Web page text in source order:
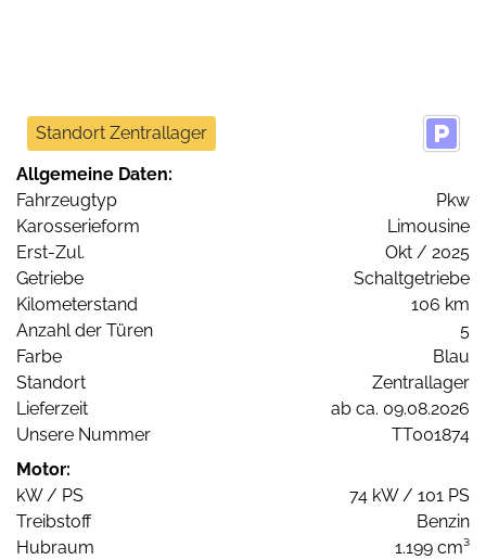
Standort Zentrallager
Allgemeine Daten:
Fahrzeugtyp
Pkw
Karosserieform
Limousine
Erst-Zul.
Okt / 2025
Getriebe
Schaltgetriebe
Kilometerstand
106 km
Anzahl der Türen
5
Farbe
Blau
Standort
Zentrallager
Lieferzeit
ab ca. 09.08.2026
Unsere Nummer
TT001874
Motor:
kW / PS
74 kW / 101 PS
Treibstoff
Benzin
Hubraum
1.199 cm³